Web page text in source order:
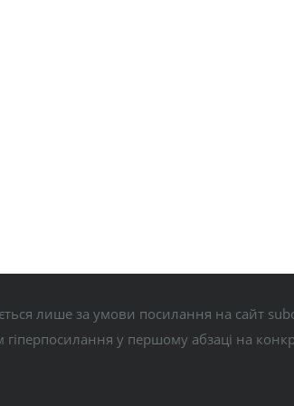
лише за умови посилання на сайт
у першому абзаці на